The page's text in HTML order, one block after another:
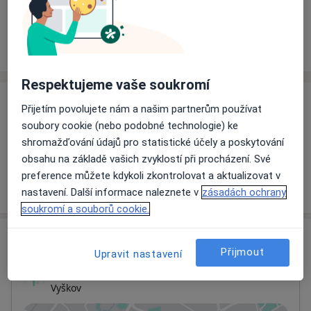
Ceník
Ceník
Informace o službách a cenách nejsou k dispozici
Tento specialista ještě nepřidával žádné informace o
svých službách.
Vyškov
Respektujeme vaše soukromí
Přijetím povolujete nám a našim partnerům používat
soubory cookie (nebo podobné technologie) ke
shromažďování údajů pro statistické účely a poskytování
obsahu na základě vašich zvyklostí při procházení. Své
preference můžete kdykoli zkontrolovat a aktualizovat v
nastavení. Další informace naleznete v zásadách ochrany
soukromí a souborů cookie.
Upravit nastavení Přijmout